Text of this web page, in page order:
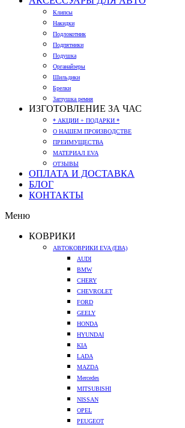
Клипсы
Накидки
Подлокотник
Подпятники
Подушка
Органайзеры
Шильдики
Брелки
Заглушка ремня
ИЗГОТОВЛЕНИЕ ЗА ЧАС
* АКЦИИ + ПОДАРКИ *
О НАШЕМ ПРОИЗВОДСТВЕ
ПРЕИМУЩЕСТВА
МАТЕРИАЛ EVA
ОТЗЫВЫ
ОПЛАТА И ДОСТАВКА
БЛОГ
КОНТАКТЫ
Меню
КОВРИКИ
АВТОКОВРИКИ EVA (ЕВА)
AUDI
BMW
CHERY
CHEVROLET
FORD
GEELY
HONDA
HYUNDAI
KIA
LADA
MAZDA
Mercedes
MITSUBISHI
NISSAN
OPEL
PEUGEOT